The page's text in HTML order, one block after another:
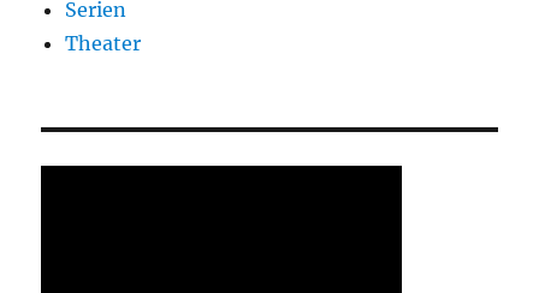
Serien
Theater